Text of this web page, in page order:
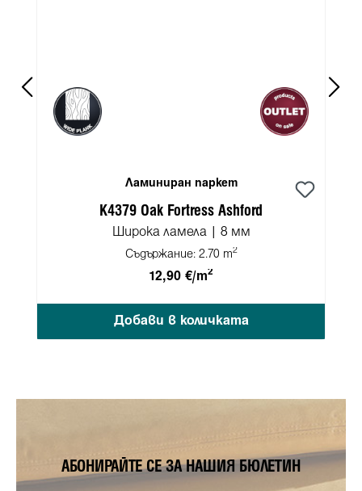
Ламиниран паркет
K4379 Oak Fortress Ashford
Широка ламела | 8 мм
Съдържание: 2.70 m2
12,90 €/m2
Добави в количката
АБОНИРАЙТЕ СЕ ЗА НАШИЯ БЮЛЕТИН